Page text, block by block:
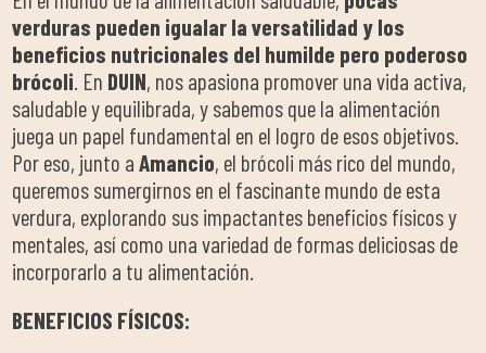
verduras pueden igualar la versatilidad y los
beneficios nutricionales del humilde pero poderoso
brócoli . En DUIN, nos apasiona promover una vida activa,
saludable y equilibrada, y sabemos que la alimentación
juega un papel fundamental en el logro de esos objetivos.
Por eso, junto aAmancio, el brócoli más rico del mundo,
queremos sumergirnos en el fascinante mundo de esta
verdura, explorando sus impactantes beneficios físicos y
mentales, así como una variedad de formas deliciosas de
incorporarlo a tu alimentación.
BENEFICIOS FÍSICOS: